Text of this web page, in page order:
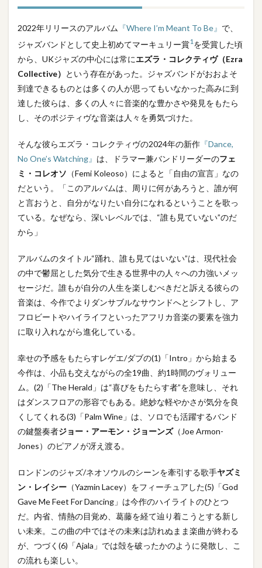
2022年リリースのアルバム 『Where I’m Meant To Be』 で、
ジャズバンドとして史上初めてマーキュリー賞1 を受賞した頃
から、UKジャズの中心には常にエズラ・コレクティヴ（Ezra
Collective） という存在があった。ジャズバンドがおおよそ
到達できるものとは多くの人が思ってもいなかった高みに到
達した彼らは、多くの人々に音楽的な豊かさや発見をもたら
し、そのポジティヴな音楽は人々を勇気づけた。
そんな彼らエズラ・コレクティヴの2024年の新作 『Dance,
No One’s Watching』 は、ドラマー兼バンドリーダーのフェ
ミ・コレオソ （Femi Koleoso）によると「自由の宣言」なの
だという。「このアルバムは、周りに何があろうと、誰が何
と言おうと、自分がなりたい自分になれるということを歌っ
ている。なぜなら、深いレベルでは、“誰も見ていない”のだ
から」
アルバムのタイトル“踊れ、誰も見てはいない”は、現代社会
の中で鬱屈とした気分で生きる世界中の人々への力強いメッ
セージだ。誰もが自分の人生を楽しむべきだと訴える彼らの
音楽は、今作でよりダンサブルなサウンドへとシフトし、ア
フロビートやハイライフといったアフリカ音楽の要素を強力
に取り入れながら進化している。
幸せの予感をもたらすレゲエ/ダブの(1)「Intro」から始まる
今作は、小品も交えながらの全19曲、約1時間のヴォリュー
ム。(2)「The Herald」は“喜びをもたらす者”を意味し、それ
はダンスフロアの形容でもある。絶妙な軽やかさが気分を良
くしてくれる(3)「Palm Wine」は、ソロでも活躍するバンド
の鍵盤奏者ジョー・アーモン・ジョーンズ（Joe Armon-
Jones）のピアノが冴え渡る。
ロンドンのジャズ/ネオソウルのシーンを牽引する歌手ヤズミ
ン・レイシー （Yazmin Lacey）をフィーチュアした(5)「God
Gave Me Feet For Dancing」は今作のハイライトのひとつ
だ。内省、情熱の目覚め、葛藤を経て辿り着こうとする新し
い未来。この曲の中ではその未来は訪れぬまま楽曲が終わる
が、つづく(6)「Ajala」では殻を破ったかのように発散し、こ
の流れも楽しい。